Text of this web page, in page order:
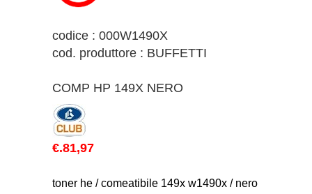
codice : 000W1490X
cod. produttore : BUFFETTI
COMP HP 149X NERO
€.81,97
toner he / comeatibile 149x w1490x / nero